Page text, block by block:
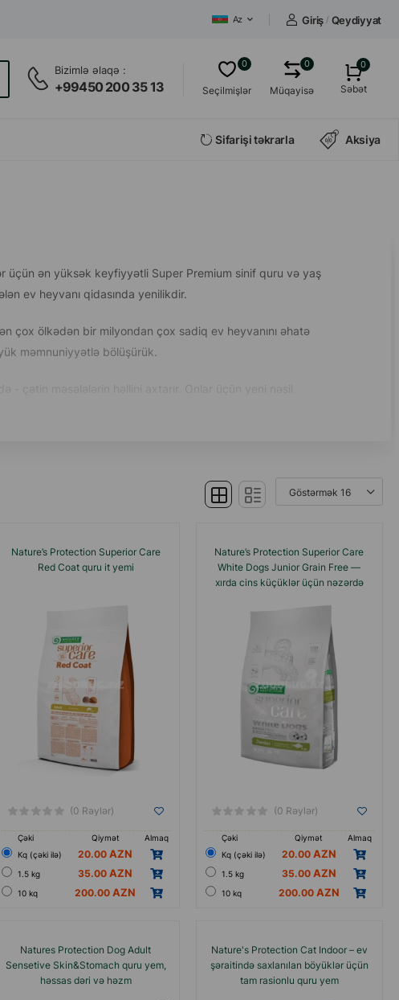
Az Giriş / Qeydiyyat
Bizimlə əlaqə :
+99450 200 35 13 Seçilmişlər
0
Müqayisə
0 0
Səbət
Sifarişi təkrarla Aksiya
üçün ən yüksək keyfiyyətli Super Premium sinif quru və yaş
ev heyvanı qidasında yenilikdir.
çox ölkədən bir milyondan çox sadiq ev heyvanını əhatə
məmnuniyyətlə bölüşürük.
və təkmilləşdirmək vacibdir, bu da effektivlik və aparıcı
- xüsusi ehtiyacları olan itlər və pişiklər üçün ixtisaslaşdırılmış
quru yemdir.
Nature’s Protection Superior Care
Red Coat quru it yemi
(0 Rəylər)
Çəki Qiymət
Almaq
Кq (çəki ilə)
20.00
1.5 kg 35.00
10 kq 200.00
Nature’s Protection Superior Care
White Dogs Junior Grain Free —
xırda cins küçüklər üçün nəzərdə
(0 Rəylər)
Çəki Qiymət
Almaq
Кq (çəki ilə)
20.00
1.5 kg 35.00
10 kq 200.00
Natures Protection Dog Adult
Sensetive Skin&Stomach quru yem,
həssas dəri və həzm
Nature's Protection Cat Indoor – ev
şəraitində saxlanılan böyüklər üçün
tam rasionlu quru yem